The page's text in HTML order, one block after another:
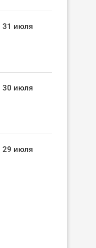
31 июля
30 июля
29 июля